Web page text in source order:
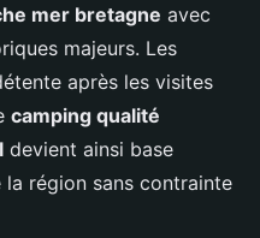
mer bretagne avec
majeurs. Les
après les visites
camping qualité
devient ainsi base
région sans contrainte